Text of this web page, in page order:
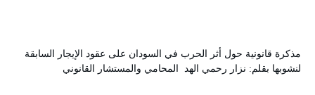
مذكرة قانونية حول أثر الحرب في السودان على عقود الإيجار السابقة
لنشوبها بقلم: نزار رحمي الهد المحامي والمستشار القانوني